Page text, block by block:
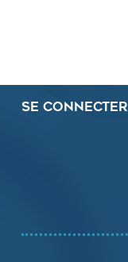
Se connecter